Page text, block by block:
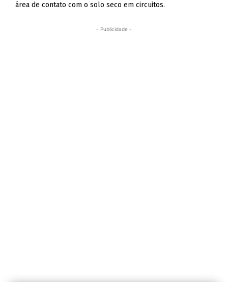
área de contato com o solo seco em circuitos.
- Publicidade -